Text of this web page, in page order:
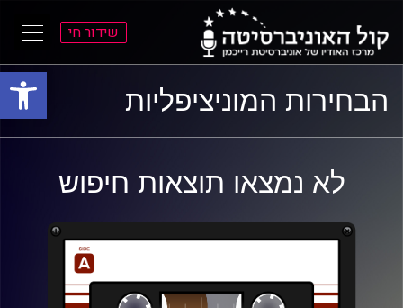
פתח
התפריט
הראשי
התוכן
הראשי
שידור חי
הבחירות המוניציפליות
לא נמצאו תוצאות חיפוש